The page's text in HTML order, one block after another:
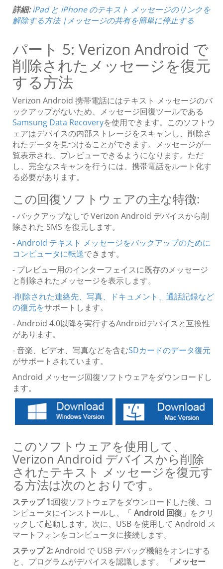
詳細: iPad と iPhone のテキスト メッセージのリンクを
解除する方法 |メッセージの共有を簡単に停止する
パート 5: Verizon Android で
削除されたメッセージを復元
する方法
Verizon Android 携帯電話にはテキスト メッセージのバ
ックアップがないため、メッセージ回復ツールである
Samsung Data Recoveryを使用できます。このソフトウ
ェアはデバイスの内部ストレージをスキャンし、削除さ
れたデータを見つけることができます。メッセージが一
覧表示され、プレビューできるようになります。ただ
し、完全なスキャンを行うには、携帯電話をルート化す
る必要があります。
この回復ソフトウェアの主な特徴:
- バックアップなしで Verizon Android デバイスから削
除された SMS を復元します。
-Android テキスト メッセージをバックアップのために
コンピュータに転送できます。
- プレビュー用のインターフェイスに既存のメッセージ
と削除されたメッセージを表示します。
-削除された連絡先、写真、ドキュメント、通話記録など
の復元をサポートします。
- Android 4.0以降を実行するAndroidデバイスと互換性
があります。
- 音楽、ビデオ、写真などを含むSDカードのデータ復元
がサポートされています。
Android メッセージ回復ソフトウェアをダウンロードし
ます。
このソフトウェアを使用して、
Verizon Android デバイスから削除
されたテキスト メッセージを復元す
る方法は次のとおりです。
ステップ 1:回復ソフトウェアをダウンロードした後、コ
ンピュータにインストールし、「 Android 回復 」をクリ
ックして起動します。次に、USB を使用して Android ス
マートフォンをコンピュータに接続します。
ステップ 2:Android で USB デバッグ機能をオンにする
と、プログラムがデバイスを認識します。 「メッセー